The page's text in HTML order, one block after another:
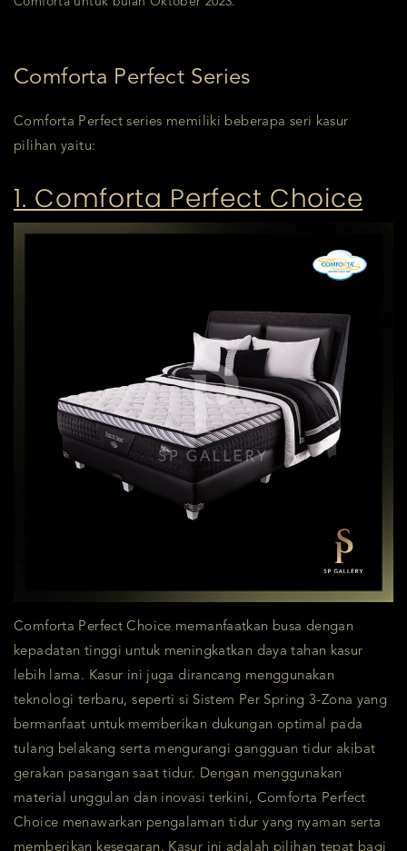
Comforta Perfect Series
Comforta Perfect series memiliki beberapa seri kasur
pilihan yaitu:
1. Comforta Perfect Choice
Comforta Perfect Choice memanfaatkan busa dengan
kepadatan tinggi untuk meningkatkan daya tahan kasur
lebih lama. Kasur ini juga dirancang menggunakan
teknologi terbaru, seperti si Sistem Per Spring 3-Zona yang
bermanfaat untuk memberikan dukungan optimal pada
tulang belakang serta mengurangi gangguan tidur akibat
gerakan pasangan saat tidur. Dengan menggunakan
material unggulan dan inovasi terkini, Comforta Perfect
Choice menawarkan pengalaman tidur yang nyaman serta
memberikan kesegaran. Kasur ini adalah pilihan tepat bagi